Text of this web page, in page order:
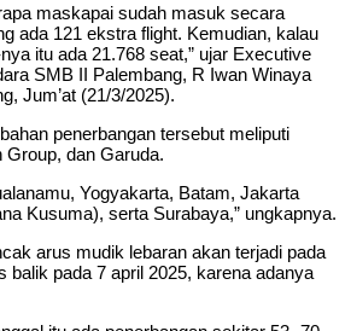
maskapai sudah masuk secara
ada 121 ekstra flight. Kemudian, kalau
itu ada 21.768 seat,” ujar Executive
SMB II Palembang, R Iwan Winaya
Jum’at (21/3/2025).
penerbangan tersebut meliputi
dan Garuda.
Yogyakarta, Batam, Jakarta
Kusuma), serta Surabaya,” ungkapnya.
arus mudik lebaran akan terjadi pada
balik pada 7 april 2025, karena adanya